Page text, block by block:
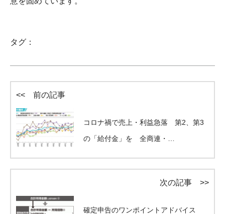
タグ：
<< 前の記事
コロナ禍で売上・利益急落 第2、第3
の「給付金」を 全商連・…
次の記事 >>
確定申告のワンポイントアドバイス